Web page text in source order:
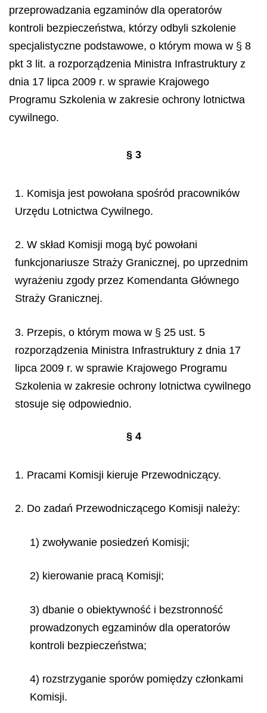
przeprowadzania egzaminów dla operatorów
kontroli bezpieczeństwa, którzy odbyli szkolenie
specjalistyczne podstawowe, o którym mowa w § 8
pkt 3 lit. a rozporządzenia Ministra Infrastruktury z
dnia 17 lipca 2009 r. w sprawie Krajowego
Programu Szkolenia w zakresie ochrony lotnictwa
cywilnego.
§ 3
1. Komisja jest powołana spośród pracowników
Urzędu Lotnictwa Cywilnego.
2. W skład Komisji mogą być powołani
funkcjonariusze Straży Granicznej, po uprzednim
wyrażeniu zgody przez Komendanta Głównego
Straży Granicznej.
3. Przepis, o którym mowa w § 25 ust. 5
rozporządzenia Ministra Infrastruktury z dnia 17
lipca 2009 r. w sprawie Krajowego Programu
Szkolenia w zakresie ochrony lotnictwa cywilnego
stosuje się odpowiednio.
§ 4
1. Pracami Komisji kieruje Przewodniczący.
2. Do zadań Przewodniczącego Komisji należy:
1) zwoływanie posiedzeń Komisji;
2) kierowanie pracą Komisji;
3) dbanie o obiektywność i bezstronność
prowadzonych egzaminów dla operatorów
kontroli bezpieczeństwa;
4) rozstrzyganie sporów pomiędzy członkami
Komisji.